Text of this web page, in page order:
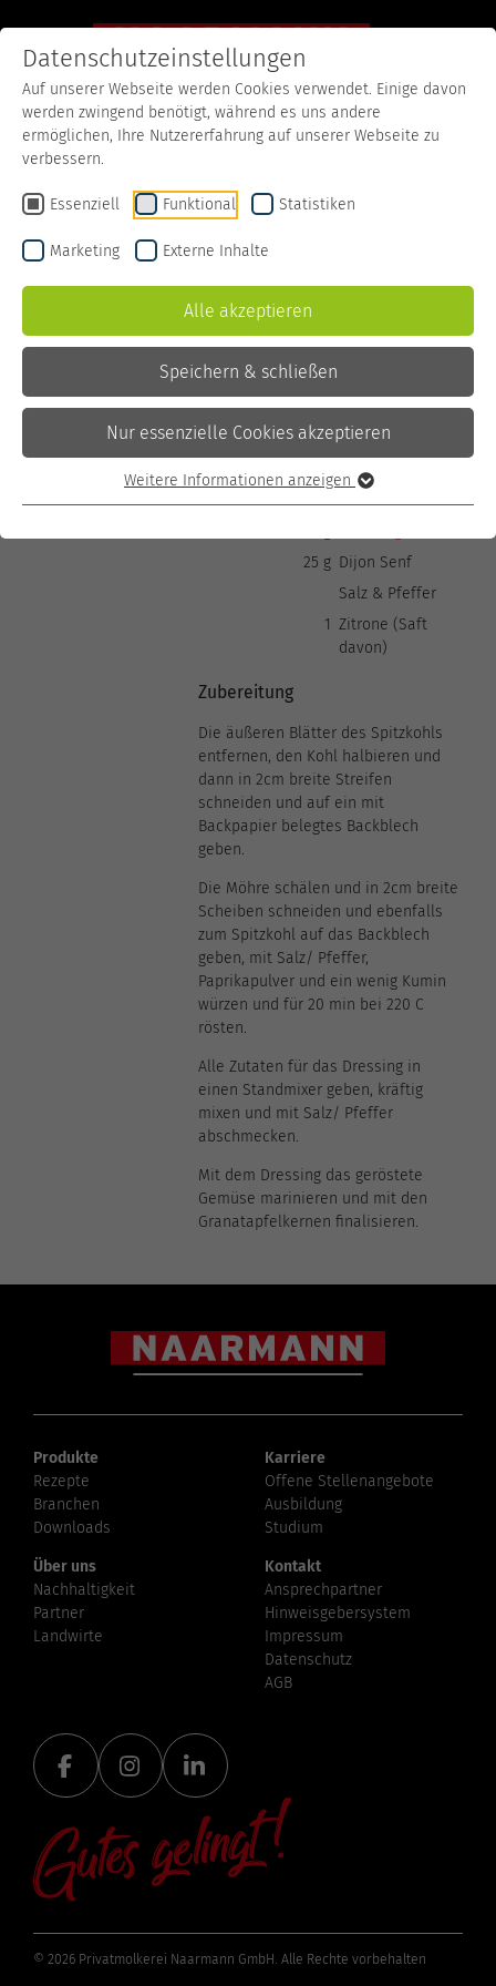
Rezepte Gerösteter Gemüsesalat
Gerösteter Gemüsesalat
1/2
1 Möhre
25 g
Kumin
(gemahlen)
25 g Dijon Senf
Salz & Pfeffer
1 Zitrone (Saft
davon)
Zubereitung
Die äußeren Blätter des Spitzkohls
entfernen, den Kohl halbieren und
dann in 2cm breite Streifen
schneiden und auf ein mit
Backpapier belegtes Backblech
geben.
Die Möhre schälen und in 2cm breite
Scheiben schneiden und ebenfalls
zum Spitzkohl auf das Backblech
geben, mit Salz/ Pfeffer,
Paprikapulver und ein wenig Kumin
würzen und für 20 min bei 220 C
rösten.
Alle Zutaten für das Dressing in
einen Standmixer geben, kräftig
mixen und mit Salz/ Pfeffer
abschmecken.
Mit dem Dressing das geröstete
Gemüse marinieren und mit den
Granatapfelkernen finalisieren.
Produkte
Rezepte
Branchen
Downloads
Karriere
Offene Stellenangebote
Ausbildung
Studium
Über uns
Nachhaltigkeit
Partner
Landwirte
Kontakt
Ansprechpartner
Hinweisgebersystem
Impressum
Datenschutz
AGB
© 2026 Privatmolkerei Naarmann GmbH. Alle Rechte vorbehalten
Datenschutzeinstellungen
Auf unserer Webseite werden Cookies verwendet. Einige davon
werden zwingend benötigt, während es uns andere
ermöglichen, Ihre Nutzererfahrung auf unserer Webseite zu
verbessern.
Essenziell Funktional Statistiken
Marketing Externe Inhalte
Alle akzeptieren
Speichern & schließen
Nur essenzielle Cookies akzeptieren
Weitere Informationen anzeigen